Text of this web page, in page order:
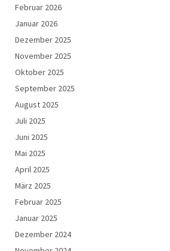
Februar 2026
Januar 2026
Dezember 2025
November 2025
Oktober 2025
September 2025
August 2025
Juli 2025
Juni 2025
Mai 2025
April 2025
März 2025
Februar 2025
Januar 2025
Dezember 2024